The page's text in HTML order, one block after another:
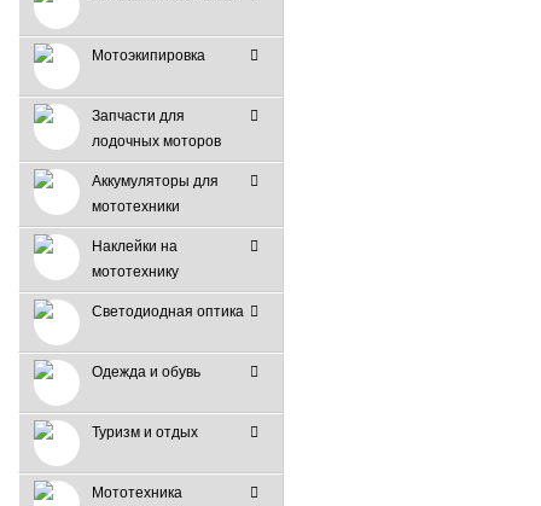
Мотоэкипировка
Запчасти для
лодочных моторов
Аккумуляторы для
мототехники
Наклейки на
мототехнику
Светодиодная оптика
Одежда и обувь
Туризм и отдых
Мототехника